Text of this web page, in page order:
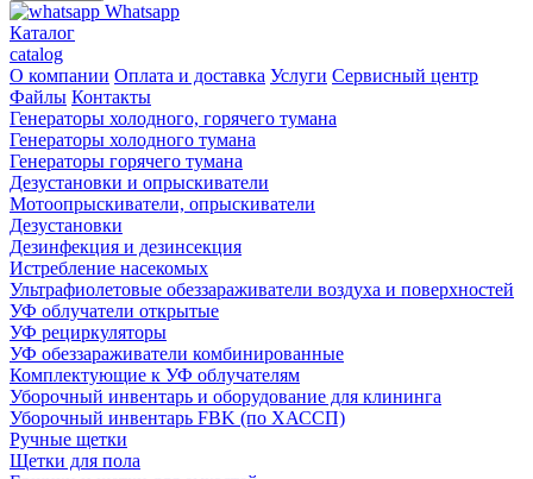
Whatsapp
Каталог
catalog
О компании Оплата и доставка Услуги Сервисный центр
Файлы Контакты
Генераторы холодного, горячего тумана
Генераторы холодного тумана
Генераторы горячего тумана
Дезустановки и опрыскиватели
Мотоопрыскиватели, опрыскиватели
Дезустановки
Дезинфекция и дезинсекция
Истребление насекомых
Ультрафиолетовые обеззараживатели воздуха и поверхностей
УФ облучатели открытые
УФ рециркуляторы
УФ обеззараживатели комбинированные
Комплектующие к УФ облучателям
Уборочный инвентарь и оборудование для клининга
Уборочный инвентарь FBK (по ХАССП)
Ручные щетки
Щетки для пола